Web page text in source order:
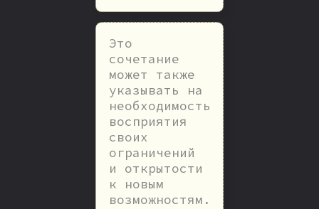
Это
сочетание
может также
указывать на
необходимость
восприятия
своих
ограничений
и открытости
к новым
возможностям.